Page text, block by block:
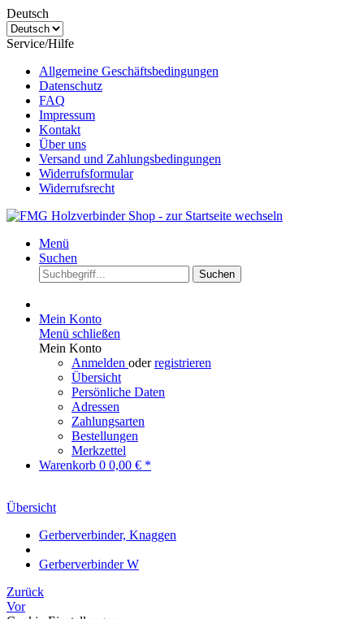
Deutsch
Service/Hilfe
Allgemeine Geschäftsbedingungen
Datenschutz
FAQ
Impressum
Kontakt
Über uns
Versand und Zahlungsbedingungen
Widerrufsformular
Widerrufsrecht
Menü
Suchen
Suchen
Mein Konto
Menü schließen
Mein Konto
Anmelden oderregistrieren
Übersicht
Persönliche Daten
Adressen
Zahlungsarten
Bestellungen
Merkzettel
Warenkorb 0 0,00 € *
Übersicht
Gerberverbinder, Knaggen
Gerberverbinder W
Zurück
Vor